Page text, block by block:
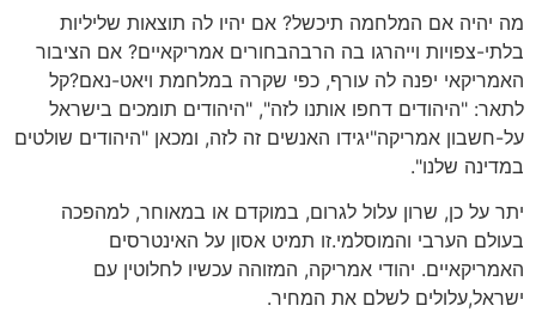
מה יהיה אם המלחמה תיכשל? אם יהיו לה תוצאות שליליות
בלתי-צפויות וייהרגו בה הרבהבחורים אמריקאיים? אם הציבור
האמריקאי יפנה לה עורף, כפי שקרה במלחמת ויאט-נאם?קל
לתאר: "היהודים דחפו אותנו לזה", "היהודים תומכים בישראל
על-חשבון אמריקה"יגידו האנשים זה לזה, ומכאן "היהודים שולטים
במדינה שלנו".
יתר על כן, שרון עלול לגרום, במוקדם או במאוחר, למהפכה
בעולם הערבי והמוסלמי.זו תמיט אסון על האינטרסים
האמריקאיים. יהודי אמריקה, המזוהה עכשיו לחלוטין עם
ישראל,עלולים לשלם את המחיר.